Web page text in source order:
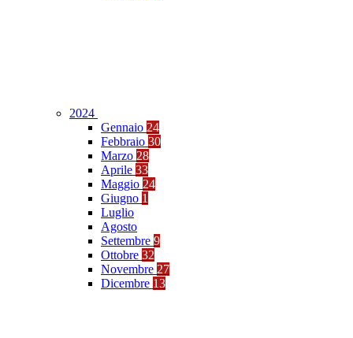
2024
Gennaio 24
Febbraio 30
Marzo 28
Aprile 33
Maggio 24
Giugno 1
Luglio
Agosto
Settembre 9
Ottobre 32
Novembre 27
Dicembre 13